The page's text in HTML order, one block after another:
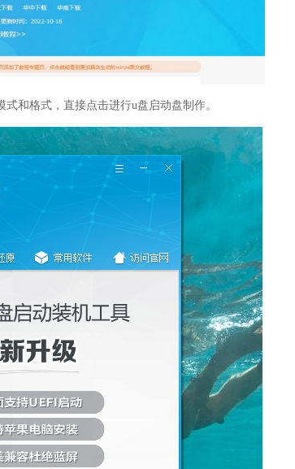
和格式，直接点击进行u盘启动盘制作。